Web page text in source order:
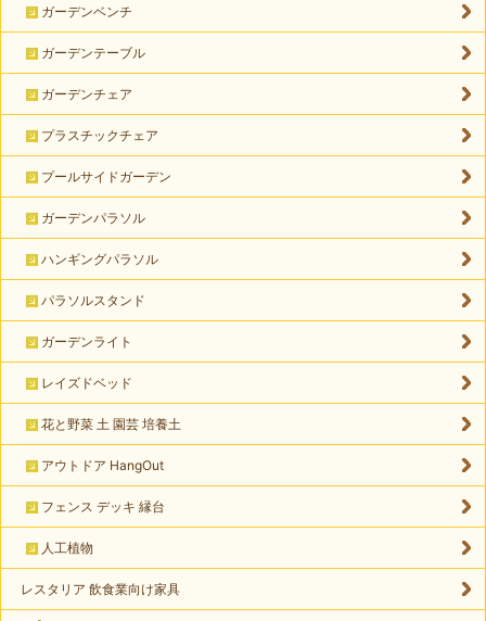
ガーデンベンチ
ガーデンテーブル
ガーデンチェア
プラスチックチェア
プールサイドガーデン
ガーデンパラソル
ハンギングパラソル
パラソルスタンド
ガーデンライト
レイズドベッド
花と野菜 土 園芸 培養土
アウトドア HangOut
フェンス デッキ 縁台
人工植物
レスタリア 飲食業向け家具